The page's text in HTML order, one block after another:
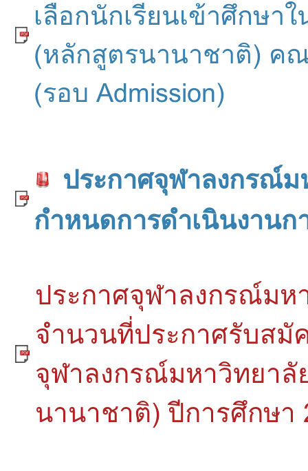
เลือกนักเรียนเข้าศึกษ
(หลักสูตรนานาชาติ) ค
(รอบ Admission)
ประกาศจุฬาลงกรณ์ม
กำหนดการดำเนินงานก
ประกาศจุฬาลงกรณ์มห
จำนวนที่ประกาศรับสมั
จุฬาลงกรณ์มหาวิทยา
นานาชาติ) ปีการศึกษา